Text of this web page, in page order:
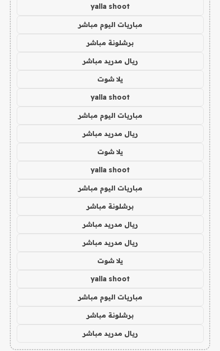
yalla shoot
مباريات اليوم مباشر
برشلونة مباشر
ريال مدريد مباشر
يلا شوت
yalla shoot
مباريات اليوم مباشر
ريال مدريد مباشر
يلا شوت
yalla shoot
مباريات اليوم مباشر
برشلونة مباشر
ريال مدريد مباشر
ريال مدريد مباشر
يلا شوت
yalla shoot
مباريات اليوم مباشر
برشلونة مباشر
ريال مدريد مباشر